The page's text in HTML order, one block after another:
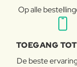
Op alle
TOEGANG
De beste